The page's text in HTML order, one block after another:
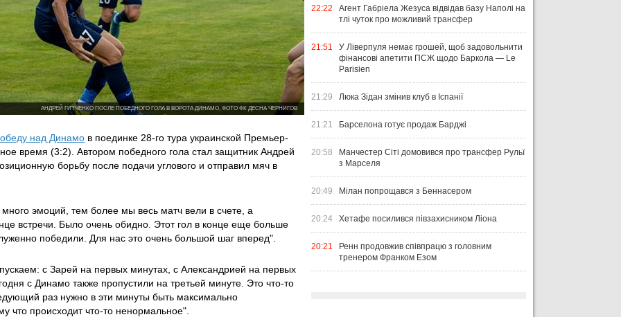
АНДРЕЙ ГИТЧЕНКО ПОСЛЕ ПОБЕДНОГО ГОЛА В ВОРОТА ДИНАМО, ФОТО ФК ДЕСНА ЧЕРНИГОВ
над Динамо в поединке 28-го тура украинской Премьер-
время (3:2). Автором победного гола стал защитник Андрей
борьбу после подачи углового и отправил мяч в
эмоций, тем более мы весь матч вели в счете, а
встречи. Было очень обидно. Этот гол в конце еще больше
победили. Для нас это очень большой шаг вперед".
c Зарей на первых минутах, с Александрией на первых
с Динамо также пропустили на третьей минуте. Это что-то
раз нужно в эти минуты быть максимально
что происходит что-то ненормальное".
22:22
Агент Габріела Жезуса відвідав базу Наполі на
тлі чуток про можливий трансфер
21:51
У Ліверпуля немає грошей, щоб задовольнити
фінансові апетити ПСЖ щодо Баркола — Le
Parisien
21:29 Люка Зідан змінив клуб в Іспанії
21:21 Барселона готує продаж Барджі
20:58
Манчестер Сіті домовився про трансфер Рульї
з Марселя
20:49 Мілан попрощався з Беннасером
20:24 Хетафе посилився півзахисником Ліона
20:21
Ренн продовжив співпрацю з головним
тренером Франком Езом